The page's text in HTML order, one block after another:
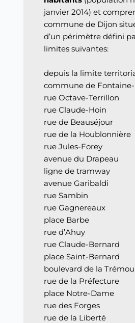
janvier 2014) et
commune de Dijon
d’un périmètre défini
limites suivantes:
depuis la limite
commune de
rue Octave-Terrillon
rue Claude-Hoin
rue de Beauséjour
rue de la Houblonnière
rue Jules-Forey
avenue du Drapeau
ligne de tramway
avenue Garibaldi
rue Sambin
rue Gagnereaux
place Barbe
rue d’Ahuy
rue Claude-Bernard
place Saint-Bernard
boulevard de la
rue de la Préfecture
place Notre-Dame
rue des Forges
rue de la Liberté